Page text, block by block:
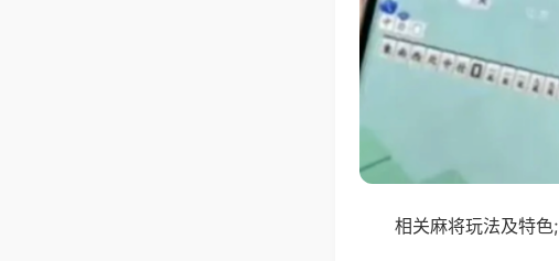
相关麻将玩法及特色;